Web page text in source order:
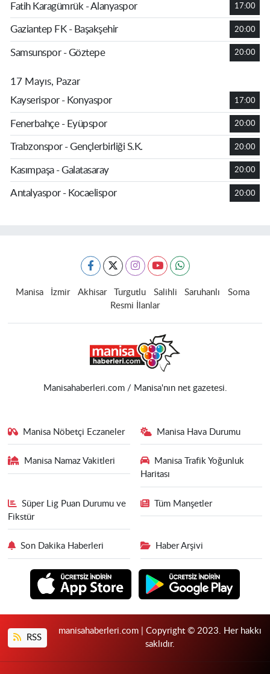
Fatih Karagümrük - Alanyaspor
17:00
Gaziantep FK - Başakşehir 20:00
Samsunspor - Göztepe 20:00
17 Mayıs, Pazar
Kayserispor - Konyaspor
17:00
Fenerbahçe - Eyüpspor 20:00
Trabzonspor - Gençlerbirliği S.K. 20:00
Kasımpaşa - Galatasaray 20:00
Antalyaspor - Kocaelispor 20:00
Manisa İzmir Akhisar Turgutlu Salihli Saruhanlı
Soma
Resmi İlanlar
Manisahaberleri.com / Manisa'nın net gazetesi.
Manisa Nöbetçi Eczaneler Manisa Hava Durumu
Manisa Namaz Vakitleri
Manisa Trafik Yoğunluk
Haritası
Süper Lig Puan Durumu ve
Fikstür
Tüm Manşetler
Son Dakika Haberleri Haber Arşivi
RSS
manisahaberleri.com | Copyright © 2023. Her hakkı
saklıdır.